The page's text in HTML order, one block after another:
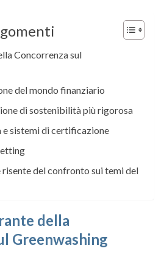
Concorrenza sul
del mondo finanziario
di sostenibilità più rigorosa
sistemi di certificazione
risente del confronto sui temi del
della
Greenwashing